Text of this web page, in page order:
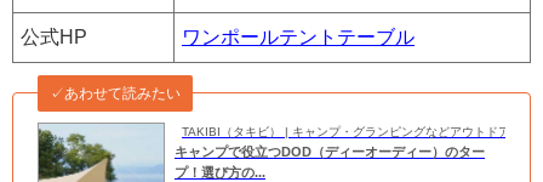
公式HP ワンポールテントテーブル
TAKIBI（タキビ） | キャンプ・グランピングなどアウトドアの総
✓あわせて読みたい
キャンプで役立つDOD（ディーオーディー）のター
プ！選び方の...